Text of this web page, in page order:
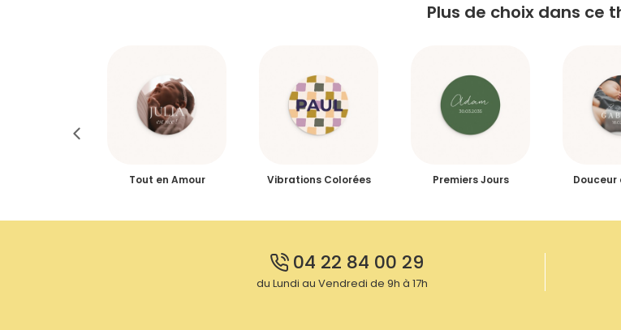
Plus de choix dans ce
Tout en Amour Vibrations Colorées Premiers Jours Douceur
04 22 84 00 29
du Lundi au Vendredi de 9h à 17h